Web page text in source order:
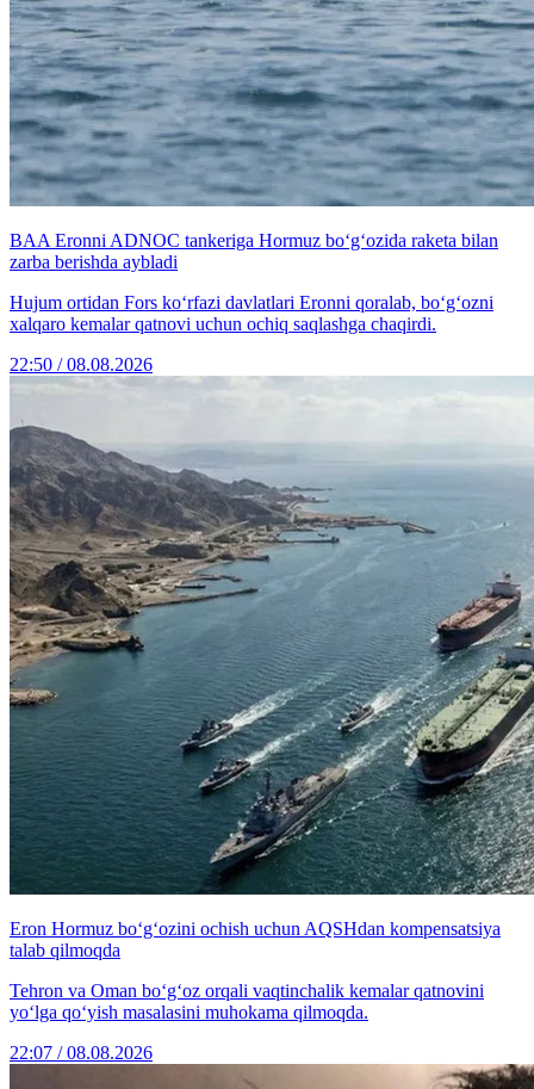
BAA Eronni ADNOC tankeriga Hormuz bo‘g‘ozida raketa bilan
zarba berishda aybladi
Hujum ortidan Fors ko‘rfazi davlatlari Eronni qoralab, bo‘g‘ozni
xalqaro kemalar qatnovi uchun ochiq saqlashga chaqirdi.
22:50 / 08.08.2026
Eron Hormuz bo‘g‘ozini ochish uchun AQSHdan kompensatsiya
talab qilmoqda
Tehron va Oman bo‘g‘oz orqali vaqtinchalik kemalar qatnovini
yo‘lga qo‘yish masalasini muhokama qilmoqda.
22:07 / 08.08.2026